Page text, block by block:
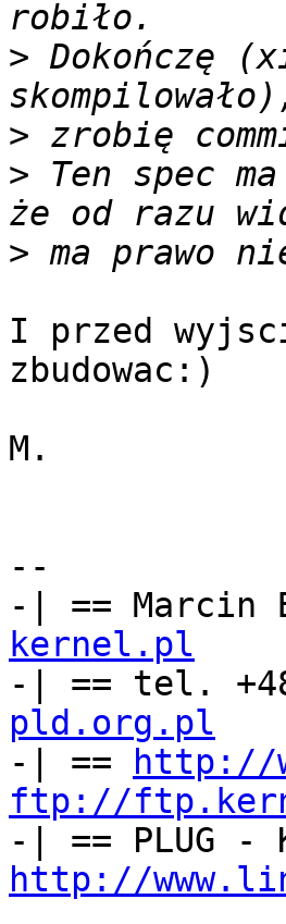
> Dokończę
>
> Ten spec
>
I przed
zbudowac:)
M.
--
-| == Marcin
kernel.pl
-| == tel.
pld.org.pl
-| ==
http://
ftp://
http://